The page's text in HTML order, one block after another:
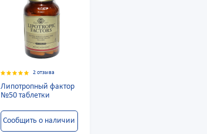
2 отзыва
Липотропный фактор
№50 таблетки
Сообщить о наличии